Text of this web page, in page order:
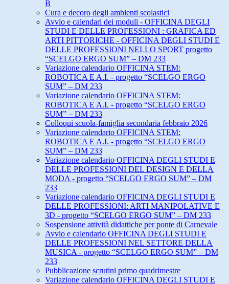
B
Cura e decoro degli ambienti scolastici
Avvio e calendari dei moduli - OFFICINA DEGLI
STUDI E DELLE PROFESSIONI : GRAFICA ED
ARTI PITTORICHE - OFFICINA DEGLI STUDI E
DELLE PROFESSIONI NELLO SPORT progetto
“SCELGO ERGO SUM” – DM 233
Variazione calendario OFFICINA STEM:
ROBOTICA E A.I. - progetto “SCELGO ERGO
SUM” – DM 233
Variazione calendario OFFICINA STEM:
ROBOTICA E A.I. - progetto “SCELGO ERGO
SUM” – DM 233
Colloqui scuola-famiglia secondaria febbraio 2026
Variazione calendario OFFICINA STEM:
ROBOTICA E A.I. - progetto “SCELGO ERGO
SUM” – DM 233
Variazione calendario OFFICINA DEGLI STUDI E
DELLE PROFESSIONI DEL DESIGN E DELLA
MODA - progetto “SCELGO ERGO SUM” – DM
233
Variazione calendario OFFICINA DEGLI STUDI E
DELLE PROFESSIONI: ARTI MANIPOLATIVE E
3D - progetto “SCELGO ERGO SUM” – DM 233
Sospensione attività didattiche per ponte di Carnevale
Avvio e calendario OFFICINA DEGLI STUDI E
DELLE PROFESSIONI NEL SETTORE DELLA
MUSICA - progetto “SCELGO ERGO SUM” – DM
233
Pubblicazione scrutini primo quadrimestre
Variazione calendario OFFICINA DEGLI STUDI E